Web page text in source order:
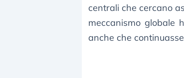
centrali che cercano
meccanismo globale
anche che